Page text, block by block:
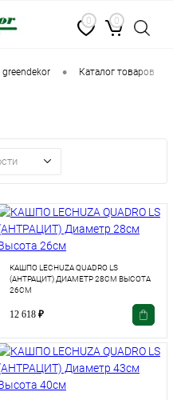
0 0
greendekor • каталог товаров
КАШПО LECHUZA QUADRO LS
(АНТРАЦИТ) ДИАМЕТР 28СМ ВЫСОТА
26СМ
12 618 ₽